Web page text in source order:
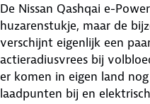
De Nissan Qashqai e-
huzarenstukje, maar de
verschijnt eigenlijk een
actieradiusvrees bij
er komen in eigen land
laadpunten bij en